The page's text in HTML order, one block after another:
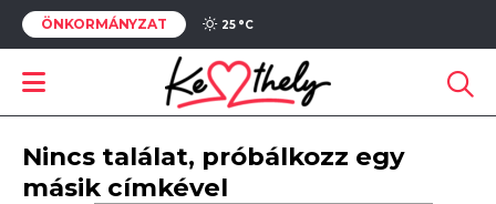
ÖNKORMÁNYZAT 25 °C
Nincs találat, próbálkozz egy
másik címkével